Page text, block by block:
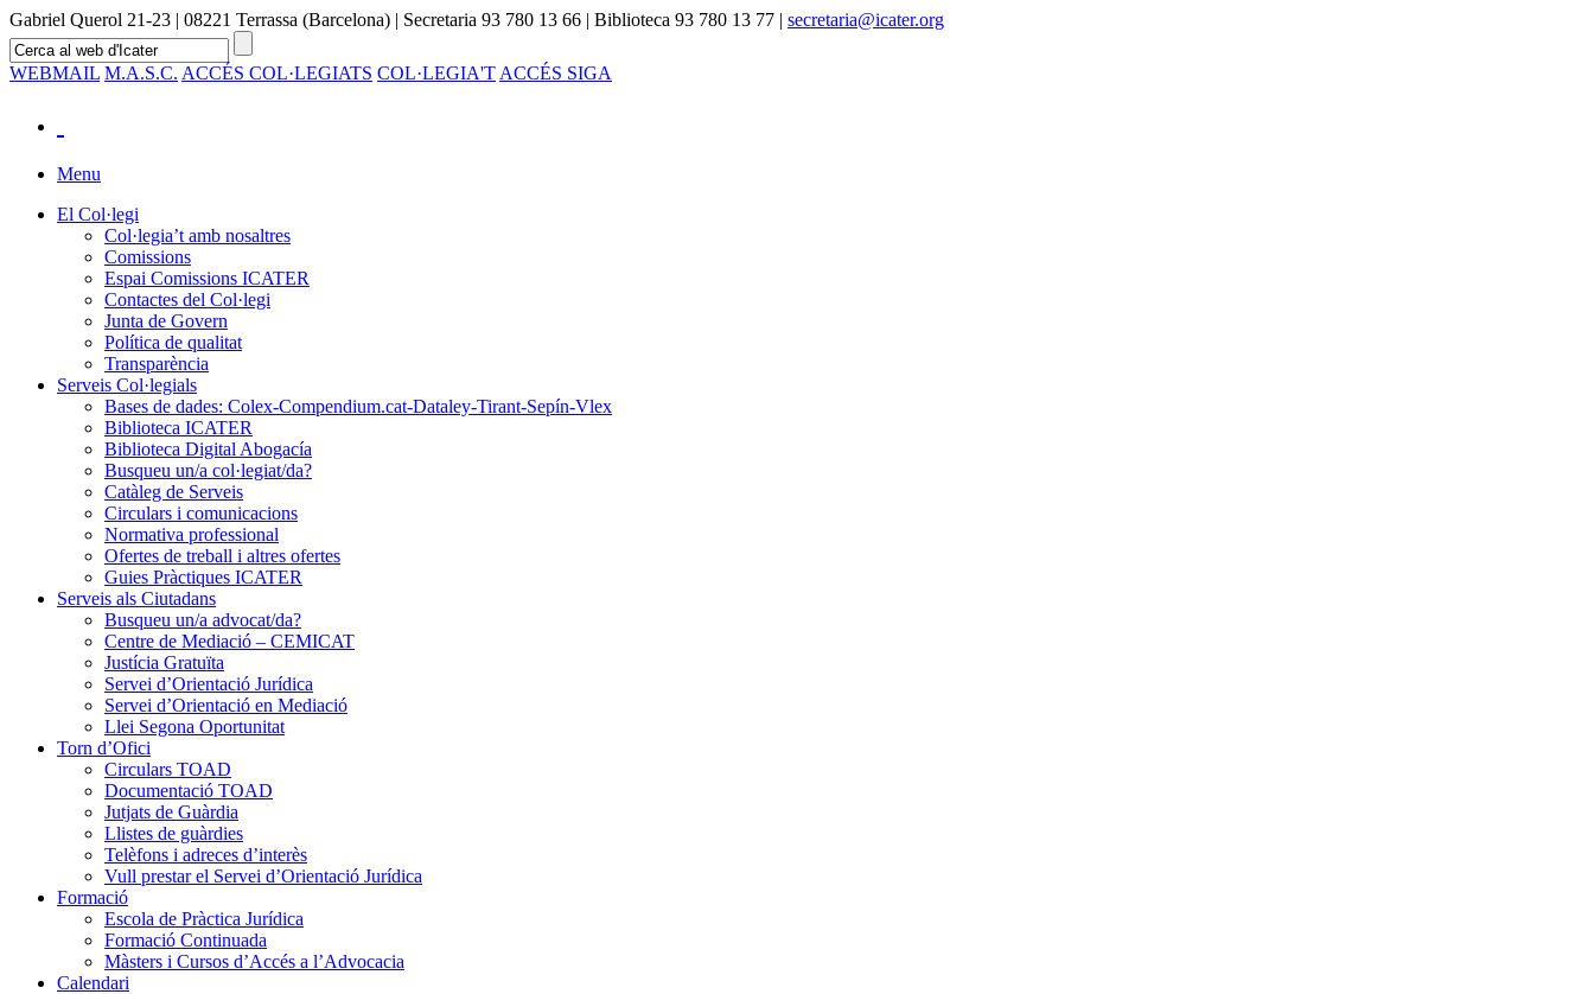
Gabriel Querol 21-23 | 08221 Terrassa (Barcelona) | Secretaria 93 780 13 66 | Biblioteca 93 780 13 77 | secretaria@icater.org
WEBMAIL M.A.S.C. ACCÉS COL·LEGIATS COL·LEGIA'T ACCÉS SIGA
Menu
El Col·legi
Col·legia’t amb nosaltres
Comissions
Espai Comissions ICATER
Contactes del Col·legi
Junta de Govern
Política de qualitat
Transparència
Serveis Col·legials
Bases de dades: Colex-Compendium.cat-Dataley-Tirant-Sepín-Vlex
Biblioteca ICATER
Biblioteca Digital Abogacía
Busqueu un/a col·legiat/da?
Catàleg de Serveis
Circulars i comunicacions
Normativa professional
Ofertes de treball i altres ofertes
Guies Pràctiques ICATER
Serveis als Ciutadans
Busqueu un/a advocat/da?
Centre de Mediació – CEMICAT
Justícia Gratuïta
Servei d’Orientació Jurídica
Servei d’Orientació en Mediació
Llei Segona Oportunitat
Torn d’Ofici
Circulars TOAD
Documentació TOAD
Jutjats de Guàrdia
Llistes de guàrdies
Telèfons i adreces d’interès
Vull prestar el Servei d’Orientació Jurídica
Formació
Escola de Pràctica Jurídica
Formació Continuada
Màsters i Cursos d’Accés a l’Advocacia
Calendari